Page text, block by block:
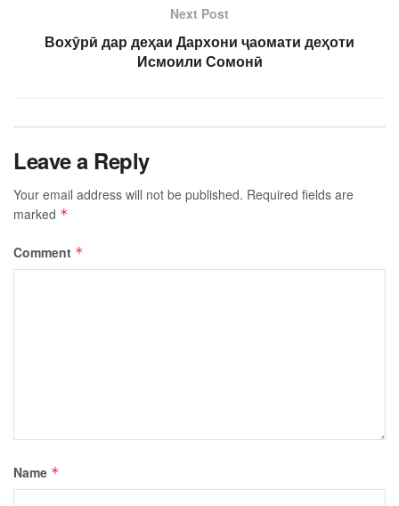
Next Post
Вохӯрӣ дар деҳаи Дархони ҷаомати деҳоти
Исмоили Сомонӣ
Leave a Reply
Your email address will not be published. Required fields are
marked *
Comment *
Name *